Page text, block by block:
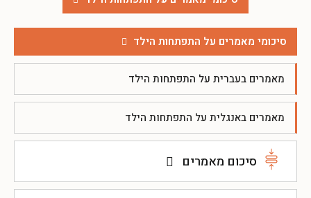
סיכומי מאמרים על התפתחות הילד
מאמרים בעברית על התפתחות הילד
מאמרים באנגלית על התפתחות הילד
סיכום מאמרים